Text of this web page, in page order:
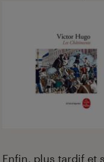
Enfin, plus tardif et